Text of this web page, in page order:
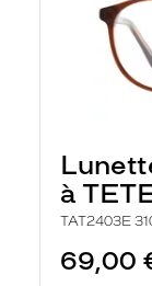
à
TAT2403E
69,00